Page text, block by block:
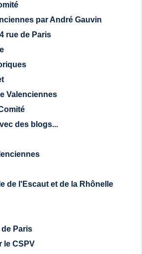
par André Gauvin
rue de Paris
Valenciennes
des blogs...
de l'Escaut et de la Rhônelle
Paris
le CSPV